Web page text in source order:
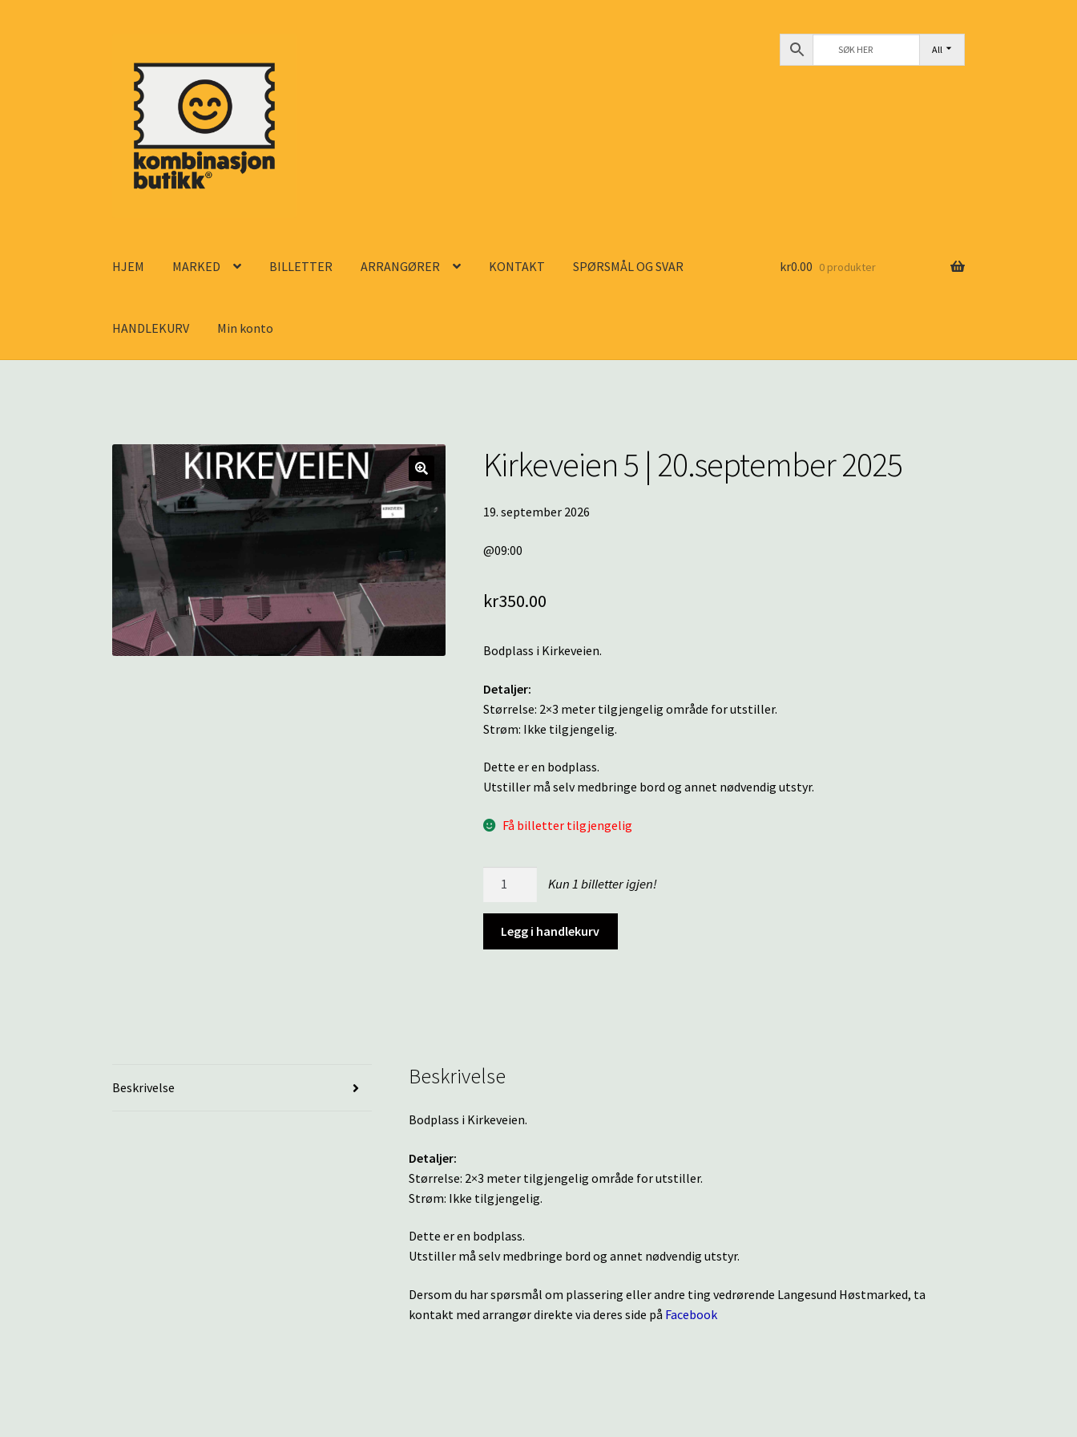
navigasjon
innhold
All
HJEM MARKED BILLETTER ARRANGØRER KONTAKT SPØRSMÅL OG SVAR
HANDLEKURV Min konto
kr0.00 0 produkter
🔍
Kirkeveien 5 | 20.september 2025
19. september 2026
@09:00
kr350.00
Bodplass i Kirkeveien.
Detaljer:
Størrelse: 2×3 meter tilgjengelig område for utstiller.
Strøm: Ikke tilgjengelig.
Dette er en bodplass.
Utstiller må selv medbringe bord og annet nødvendig utstyr.
Få billetter tilgjengelig
|
20.september
Kun 1 billetter igjen!
Legg i handlekurv
Beskrivelse Beskrivelse
Bodplass i Kirkeveien.
Detaljer:
Størrelse: 2×3 meter tilgjengelig område for utstiller.
Strøm: Ikke tilgjengelig.
Dette er en bodplass.
Utstiller må selv medbringe bord og annet nødvendig utstyr.
Dersom du har spørsmål om plassering eller andre ting vedrørende Langesund Høstmarked, ta
kontakt med arrangør direkte via deres side på Facebook